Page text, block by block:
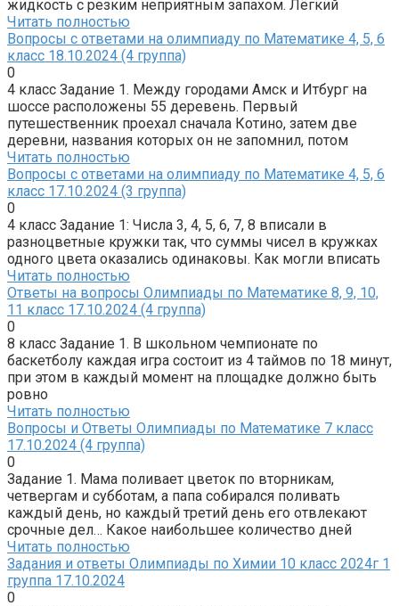
жидкость с резким неприятным запахом. Лёгкий
Читать полностью
Вопросы с ответами на олимпиаду по Математике 4, 5, 6
класс 18.10.2024 (4 группа)
0
4 класс Задание 1. Между городами Амск и Итбург на
шоссе расположены 55 деревень. Первый
путешественник проехал сначала Котино, затем две
деревни, названия которых он не запомнил, потом
Читать полностью
Вопросы с ответами на олимпиаду по Математике 4, 5, 6
класс 17.10.2024 (3 группа)
0
4 класс Задание 1: Числа 3, 4, 5, 6, 7, 8 вписали в
разноцветные кружки так, что суммы чисел в кружках
одного цвета оказались одинаковы. Как могли вписать
Читать полностью
Ответы на вопросы Олимпиады по Математике 8, 9, 10,
11 класс 17.10.2024 (4 группа)
0
8 класс Задание 1. В школьном чемпионате по
баскетболу каждая игра состоит из 4 таймов по 18 минут,
при этом в каждый момент на площадке должно быть
ровно
Читать полностью
Вопросы и Ответы Олимпиады по Математике 7 класс
17.10.2024 (4 группа)
0
Задание 1. Мама поливает цветок по вторникам,
четвергам и субботам, а папа собирался поливать
каждый день, но каждый третий день его отвлекают
срочные дел… Какое наибольшее количество дней
Читать полностью
Задания и ответы Олимпиады по Химии 10 класс 2024г 1
группа 17.10.2024
0